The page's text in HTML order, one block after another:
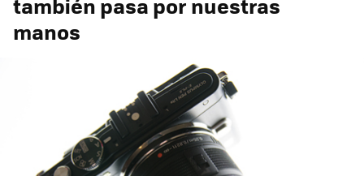
manos